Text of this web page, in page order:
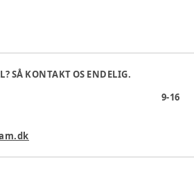
SÅ KONTAKT OS ENDELIG.
9-16